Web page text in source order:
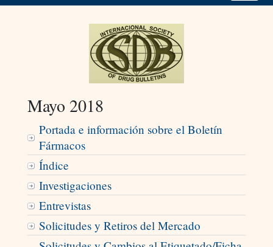
Mayo 2018
Portada e información sobre el Boletín
Fármacos
Índice
Investigaciones
Entrevistas
Solicitudes y Retiros del Mercado